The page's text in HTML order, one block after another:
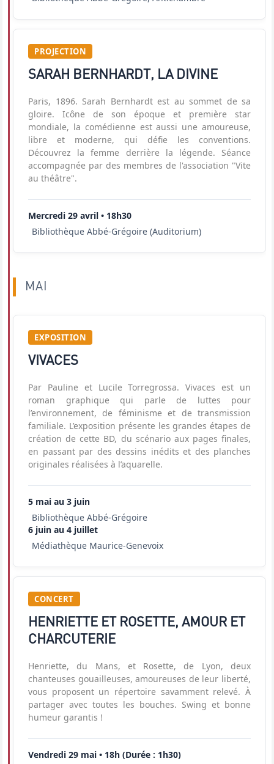
PROJECTION
SARAH BERNHARDT, LA DIVINE
Paris, 1896. Sarah Bernhardt est au sommet de sa
gloire. Icône de son époque et première star
mondiale, la comédienne est aussi une amoureuse,
libre et moderne, qui défie les conventions.
Découvrez la femme derrière la légende. Séance
accompagnée par des membres de l'association "Vite
au théâtre".
Mercredi 29 avril • 18h30
Bibliothèque Abbé-Grégoire (Auditorium)
MAI
EXPOSITION
VIVACES
Par Pauline et Lucile Torregrossa. Vivaces est un
roman graphique qui parle de luttes pour
l’environnement, de féminisme et de transmission
familiale. L’exposition présente les grandes étapes de
création de cette BD, du scénario aux pages finales,
en passant par des dessins inédits et des planches
originales réalisées à l’aquarelle.
5 mai au 3 juin
Bibliothèque Abbé-Grégoire
6 juin au 4 juillet
Médiathèque Maurice-Genevoix
CONCERT
HENRIETTE ET ROSETTE, AMOUR ET
CHARCUTERIE
Henriette, du Mans, et Rosette, de Lyon, deux
chanteuses gouailleuses, amoureuses de leur liberté,
vous proposent un répertoire savamment relevé. À
partager avec toutes les bouches. Swing et bonne
humeur garantis !
Vendredi 29 mai • 18h (Durée : 1h30)